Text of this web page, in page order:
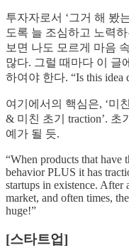
투자자로서 ‘그거 해 봤
도록 늘 조심하고 노력
보면 나도 모르게 마음
많다. 그럴 때마다 이 글
하여야 한다. “Is this idea
여기에서의 핵심은, ‘미
& 미친 초기 traction’. 초
예가 될 듯.
“When products that have
behavior PLUS it has
startups in existence.
market, and often times,
huge!”
[스타트업]